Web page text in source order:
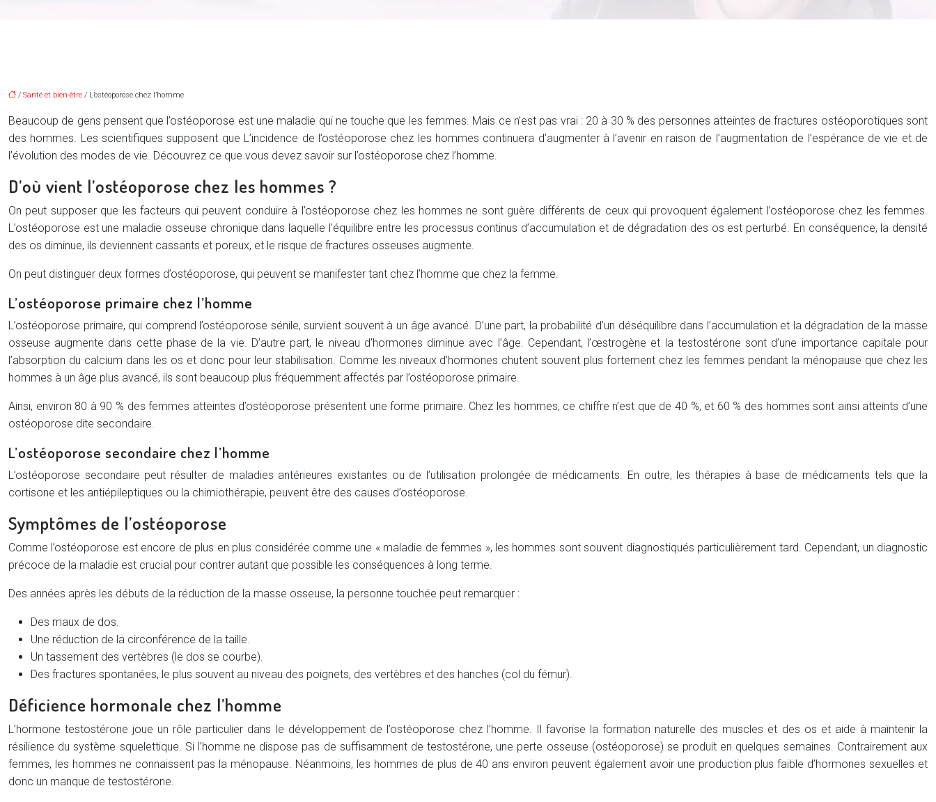
/ Santé et bien-être / L’ostéoporose chez l’homme
Beaucoup de gens pensent que l’ostéoporose est une maladie qui ne touche que les femmes. Mais ce n’est pas vrai : 20 à 30 % des personnes atteintes de fractures ostéoporotiques sont
des hommes. Les scientifiques supposent que L’incidence de l’ostéoporose chez les hommes continuera d’augmenter à l’avenir en raison de l’augmentation de l’espérance de vie et de
l’évolution des modes de vie. Découvrez ce que vous devez savoir sur l’ostéoporose chez l’homme.
D’où vient l’ostéoporose chez les hommes ?
On peut supposer que les facteurs qui peuvent conduire à l’ostéoporose chez les hommes ne sont guère différents de ceux qui provoquent également l’ostéoporose chez les femmes.
L’ostéoporose est une maladie osseuse chronique dans laquelle l’équilibre entre les processus continus d’accumulation et de dégradation des os est perturbé. En conséquence, la densité
des os diminue, ils deviennent cassants et poreux, et le risque de fractures osseuses augmente.
On peut distinguer deux formes d’ostéoporose, qui peuvent se manifester tant chez l’homme que chez la femme.
L’ostéoporose primaire chez l’homme
L’ostéoporose primaire, qui comprend l’ostéoporose sénile, survient souvent à un âge avancé. D’une part, la probabilité d’un déséquilibre dans l’accumulation et la dégradation de la masse
osseuse augmente dans cette phase de la vie. D’autre part, le niveau d’hormones diminue avec l’âge. Cependant, l’œstrogène et la testostérone sont d’une importance capitale pour
l’absorption du calcium dans les os et donc pour leur stabilisation. Comme les niveaux d’hormones chutent souvent plus fortement chez les femmes pendant la ménopause que chez les
hommes à un âge plus avancé, ils sont beaucoup plus fréquemment affectés par l’ostéoporose primaire.
Ainsi, environ 80 à 90 % des femmes atteintes d’ostéoporose présentent une forme primaire. Chez les hommes, ce chiffre n’est que de 40 %, et 60 % des hommes sont ainsi atteints d’une
ostéoporose dite secondaire.
L’ostéoporose secondaire chez l’homme
L’ostéoporose secondaire peut résulter de maladies antérieures existantes ou de l’utilisation prolongée de médicaments. En outre, les thérapies à base de médicaments tels que la
cortisone et les antiépileptiques ou la chimiothérapie, peuvent être des causes d’ostéoporose.
Symptômes de l’ostéoporose
Comme l’ostéoporose est encore de plus en plus considérée comme une « maladie de femmes », les hommes sont souvent diagnostiqués particulièrement tard. Cependant, un diagnostic
précoce de la maladie est crucial pour contrer autant que possible les conséquences à long terme.
Des années après les débuts de la réduction de la masse osseuse, la personne touchée peut remarquer :
Des maux de dos.
Une réduction de la circonférence de la taille.
Un tassement des vertèbres (le dos se courbe).
Des fractures spontanées, le plus souvent au niveau des poignets, des vertèbres et des hanches (col du fémur).
Déficience hormonale chez l’homme
L’hormone testostérone joue un rôle particulier dans le développement de l’ostéoporose chez l’homme. Il favorise la formation naturelle des muscles et des os et aide à maintenir la
résilience du système squelettique. Si l’homme ne dispose pas de suffisamment de testostérone, une perte osseuse (ostéoporose) se produit en quelques semaines. Contrairement aux
femmes, les hommes ne connaissent pas la ménopause. Néanmoins, les hommes de plus de 40 ans environ peuvent également avoir une production plus faible d’hormones sexuelles et
donc un manque de testostérone.